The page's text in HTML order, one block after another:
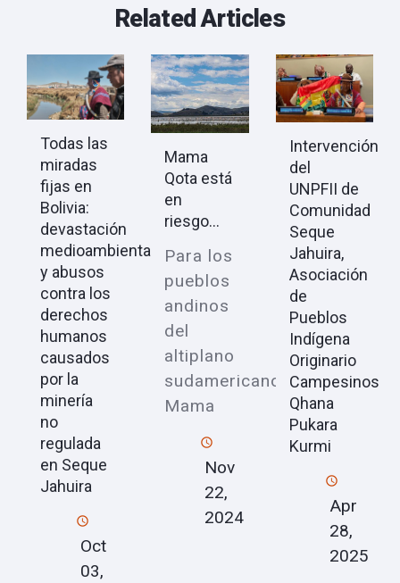
Related Articles
Todas las
miradas
fijas en
Bolivia:
devastación
medioambiental
y abusos
contra los
derechos
humanos
causados
por la
minería
no
regulada
en Seque
Jahuira
Oct
03,
Mama
Qota está
en
riesgo...
Para los
pueblos
andinos
del
altiplano
sudamericano,
Mama
Nov
22,
2024
Intervención
del
UNPFII de
Comunidad
Seque
Jahuira,
Asociación
de
Pueblos
Indígena
Originario
Campesinos
Qhana
Pukara
Kurmi
Apr
28,
2025